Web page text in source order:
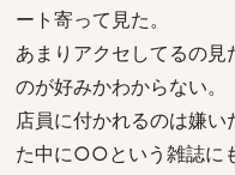
ート寄って見た。
あまりアクセしてるの
のが好みかわからない。
店員に付かれるのは嫌
た中に○○という雑誌に